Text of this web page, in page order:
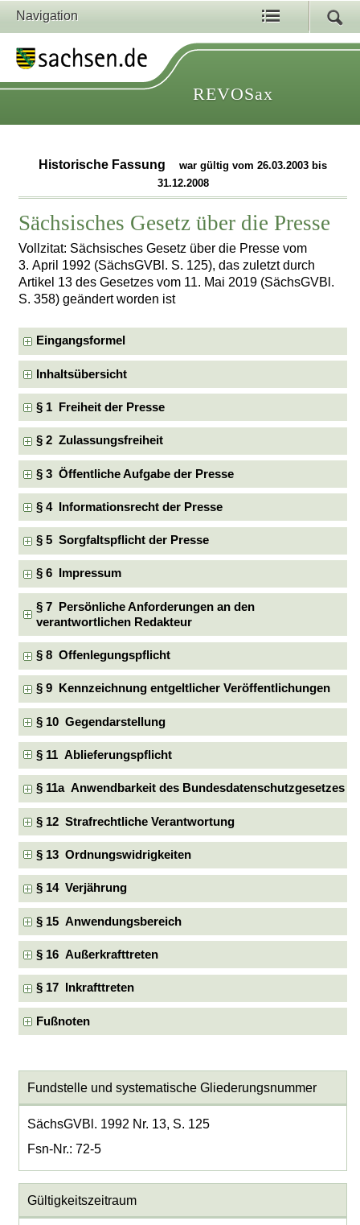
Navigation
REVOSax
Historische Fassung
war gültig vom 26.03.2003 bis
31.12.2008
Sächsisches Gesetz über die Presse
Vollzitat: Sächsisches Gesetz über die Presse vom
3. April 1992 (SächsGVBl. S. 125), das zuletzt durch
Artikel 13 des Gesetzes vom 11. Mai 2019 (SächsGVBl.
S. 358) geändert worden ist
Eingangsformel
Inhaltsübersicht
§ 1 Freiheit der Presse
§ 2 Zulassungsfreiheit
§ 3 Öffentliche Aufgabe der Presse
§ 4 Informationsrecht der Presse
§ 5 Sorgfaltspflicht der Presse
§ 6 Impressum
§ 7 Persönliche Anforderungen an den
verantwortlichen Redakteur
§ 8 Offenlegungspflicht
§ 9 Kennzeichnung entgeltlicher Veröffentlichungen
§ 10 Gegendarstellung
§ 11 Ablieferungspflicht
§ 11a Anwendbarkeit des Bundesdatenschutzgesetzes
§ 12 Strafrechtliche Verantwortung
§ 13 Ordnungswidrigkeiten
§ 14 Verjährung
§ 15 Anwendungsbereich
§ 16 Außerkrafttreten
§ 17 Inkrafttreten
Fußnoten
Fundstelle und systematische Gliederungsnummer
SächsGVBl. 1992 Nr. 13, S. 125
Fsn-Nr.: 72-5
Gültigkeitszeitraum